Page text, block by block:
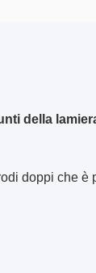
della
doppi che è